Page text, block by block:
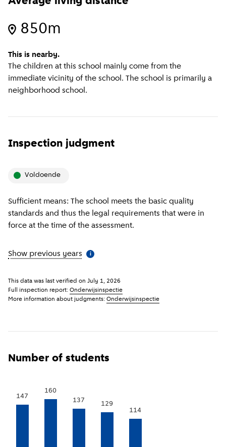
850m
This is nearby.
The children at this school mainly come from the
immediate vicinity of the school. The school is primarily a
neighborhood school.
Inspection judgment
Voldoende
Sufficient means: The school meets the basic quality
standards and thus the legal requirements that were in
force at the time of the assessment.
Show previous years More information
i
This data was last verified on July 1, 2026
Full inspection report: Onderwijsinspectie
More information about judgments: Onderwijsinspectie
Number of students
147
160
137 129
114